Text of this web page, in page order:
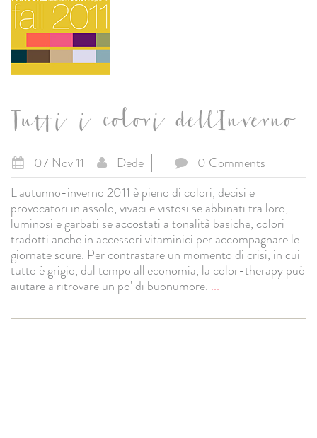
Tutti i colori dell'Inverno
07 Nov 11 Dede
0 Comments
L'autunno-inverno 2011 è pieno di colori, decisi e
provocatori in assolo, vivaci e vistosi se abbinati tra loro,
luminosi e garbati se accostati a tonalità basiche, colori
tradotti anche in accessori vitaminici per accompagnare le
giornate scure. Per contrastare un momento di crisi, in cui
tutto è grigio, dal tempo all'economia, la color-therapy può
aiutare a ritrovare un po' di buonumore. ...